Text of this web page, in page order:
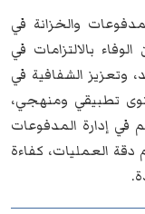
والخزانة في
بالالتزامات في
وتعزيز الشفافية في
تطبيقي ومنهجي،
في إدارة المدفوعات
دقة العمليات، كفاءة